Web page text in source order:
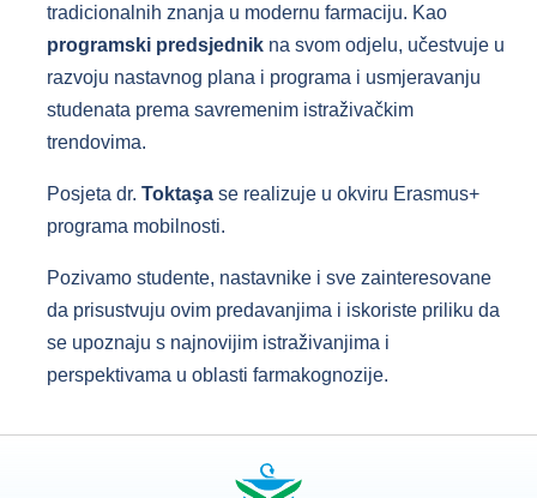
tradicionalnih znanja u modernu farmaciju. Kao
programski predsjednik na svom odjelu, učestvuje u
razvoju nastavnog plana i programa i usmjeravanju
studenata prema savremenim istraživačkim
trendovima.
Posjeta dr. Toktaşa se realizuje u okviru Erasmus+
programa mobilnosti.
Pozivamo studente, nastavnike i sve zainteresovane
da prisustvuju ovim predavanjima i iskoriste priliku da
se upoznaju s najnovijim istraživanjima i
perspektivama u oblasti farmakognozije.